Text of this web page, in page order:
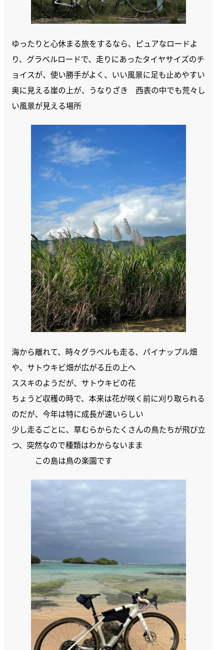
ゆったりと心休まる旅をするなら、ピュアなロードよ
り、グラベルロードで、走りにあったタイヤサイズのチ
ョイスが、使い勝手がよく、いい風景に足も止めやすい
奥に見える崖の上が、うなりざき 西表の中でも荒々し
い風景が見える場所
海から離れて、時々グラベルも走る、パイナップル畑
や、サトウキビ畑が広がる丘の上へ
ススキのようだが、サトウキビの花
ちょうど収穫の時で、本来は花が咲く前に刈り取られる
のだが、今年は特に成長が速いらしい
少し走るごとに、草むらからたくさんの鳥たちが飛び立
つ、突然なので種類はわからないまま
この島は鳥の楽園です